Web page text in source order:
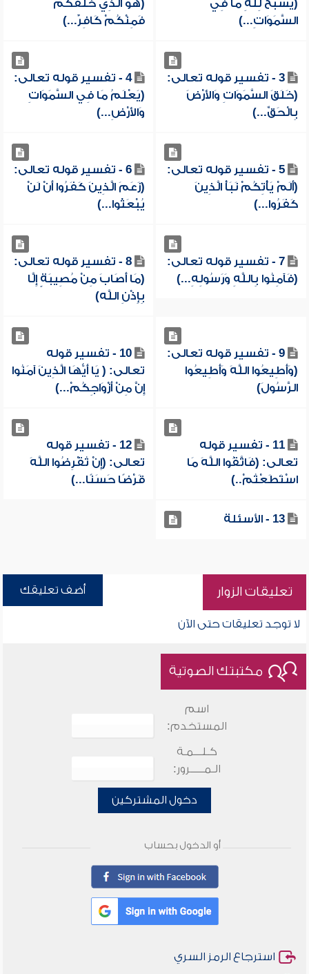
(يُسَبِّحُ لِلَّهِ مَا فِي
السَّمَوَاتِ...)
(هُوَ الَّذِي خَلَقَكُمْ
فَمِنْكُمْ كَافِرٌ...)
3 - تفسير قوله تعالى:
(خَلَقَ السَّمَوَاتِ وَالأَرْضَ
بِالْحَقِّ...)
4 - تفسير قوله تعالى:
(يَعْلَمُ مَا فِي السَّمَوَاتِ
وَالأَرْضِ...)
5 - تفسير قوله تعالى:
(أَلَمْ يَأْتِكُمْ نَبَأُ الَّذِينَ
كَفَرُوا...)
6 - تفسير قوله تعالى:
(زَعَمَ الَّذِينَ كَفَرُوا أَنْ لَنْ
يُبْعَثُوا...)
7 - تفسير قوله تعالى:
(فَآمِنُوا بِاللَّهِ وَرَسُولِهِ...)
8 - تفسير قوله تعالى:
(مَا أَصَابَ مِنْ مُصِيبَةٍ إِلَّا
بِإِذْنِ اللَّه)
9 - تفسير قوله تعالى:
(وَأَطِيعُوا اللَّهَ وَأَطِيعُوا
الرَّسُولَ)
10 - تفسير قوله
تعالى: ( يَا أَيُّهَا الَّذِينَ آمَنُوا
إِنَّ مِنْ أَزْوَاجِكُمْ...)
11 - تفسير قوله
تعالى: (فَاتَّقُوا اللَّهَ مَا
اسْتَطَعْتُمْ..)
12 - تفسير قوله
تعالى: (إِنْ تُقْرِضُوا اللَّهَ
قَرْضًا حَسَنًا...)
13 - الأسئلة
تعليقات الزوار أضف تعليقك
لا توجد تعليقات حتى الآن
مكتبتك الصوتية
اسم
المستخدم:
كـلـــمـة
الـمـــــرور:
دخول المشتركين
أو الدخول بحساب
استرجاع الرمز السري